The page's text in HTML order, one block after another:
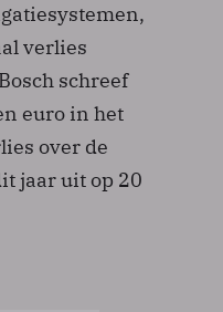
verlies
schreef
euro in het
over de
jaar uit op 20